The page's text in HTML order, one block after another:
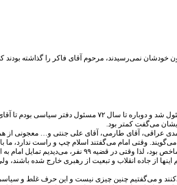
نمی‌رسیدند، مرحوم آقای فاکر را گذاشته
از حدود سال ۶۲ تا اواخر دهه ۶۰٫ بعد که آقای عبدالله نوری آمد، مستقیماً
می‌گفت کمتر بود.
طارمی، آقای علی جنتی و… معجونی از همه شخصیت‌ها بودند. این
وقتی امام می‌گفتند اسلام چپ و راست ندارد، ما
مضلّه و الطریق الوسطی هی الجادّه». برای ما مفهوم بود و هیچ
می‌کردند. نه اینکه بگوییم اینها از جاده انقلاب و تبعیت از رهبری
می‌کنند و می‌گفتیم چنین چیزی نیست و این حرف غلط و